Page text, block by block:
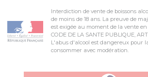
Interdiction de vente de boissons
de moins de 18 ans. La preuve de
est exigée au moment de la vente
CODE DE LA SANTE PUBLIQUE,
L'abus d'alcool est dangereux pour
consommer avec modération.